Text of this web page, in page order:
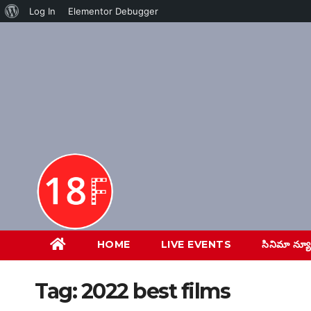
About
Log In Elementor Debugger
HOME LIVE EVENTS సినిమా
Tag:2022 best films